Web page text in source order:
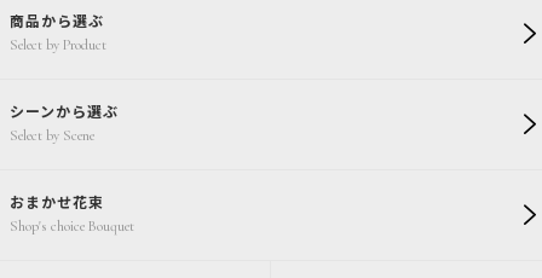
商品から選ぶ
Select by Product
シーンから選ぶ
Select by Scene
おまかせ花束
Shop's choice Bouquet